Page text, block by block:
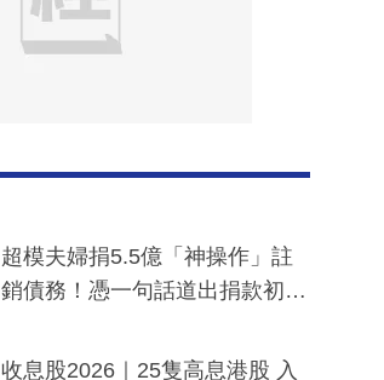
超模夫婦捐5.5億「神操作」註
銷債務！憑一句話道出捐款初
一度被誤當詐騙手段
收息股2026｜25隻高息港股 入